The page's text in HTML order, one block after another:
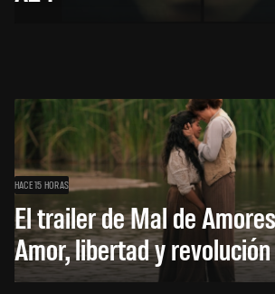
HACE 15 HORAS
El trailer de Mal de
Amor, libertad y revolución